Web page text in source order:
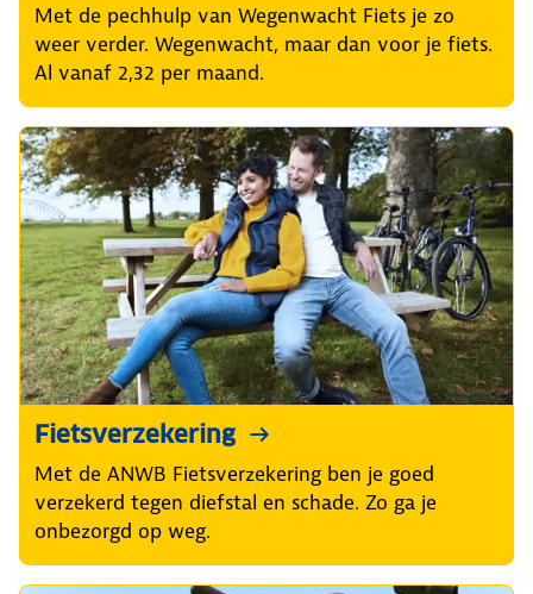
Met de pechhulp van Wegenwacht Fiets je zo
weer verder. Wegenwacht, maar dan voor je fiets.
Al vanaf 2,32 per maand.
Fietsverzekering
Met de ANWB Fietsverzekering ben je goed
verzekerd tegen diefstal en schade. Zo ga je
onbezorgd op weg.